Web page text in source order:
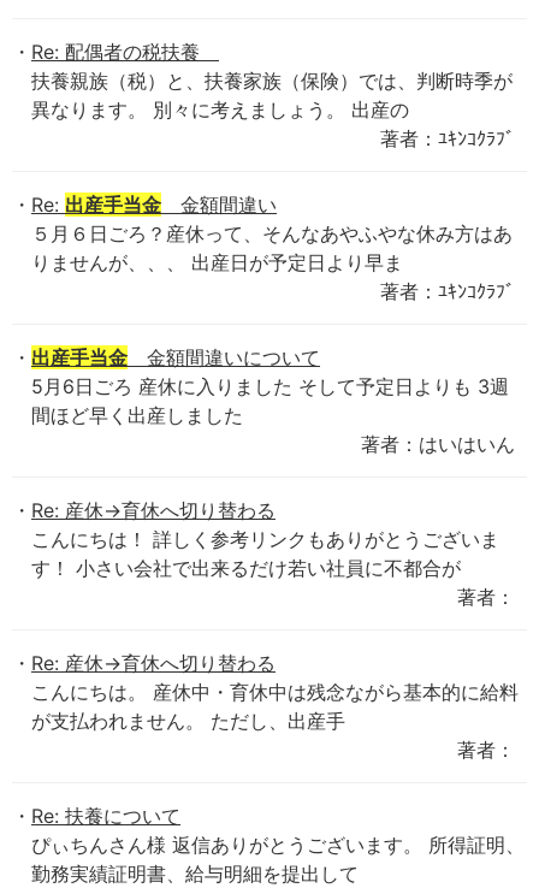
Re: 配偶者の税扶養
扶養親族（税）と、扶養家族（保険）では、判断時季が
異なります。 別々に考えましょう。 出産の
著者：ﾕｷﾝｺｸﾗﾌﾞ
Re: 出産手当金 金額間違い
５月６日ごろ？産休って、そんなあやふやな休み方はあ
りませんが、、、 出産日が予定日より早ま
著者：ﾕｷﾝｺｸﾗﾌﾞ
出産手当金 金額間違いについて
5月6日ごろ 産休に入りました そして予定日よりも 3週
間ほど早く出産しました
著者：はいはいん
Re: 産休→育休へ切り替わる
こんにちは！ 詳しく参考リンクもありがとうございま
す！ 小さい会社で出来るだけ若い社員に不都合が
著者：
Re: 産休→育休へ切り替わる
こんにちは。 産休中・育休中は残念ながら基本的に給料
が支払われません。 ただし、出産手
著者：
Re: 扶養について
ぴぃちんさん様 返信ありがとうございます。 所得証明、
勤務実績証明書、給与明細を提出して